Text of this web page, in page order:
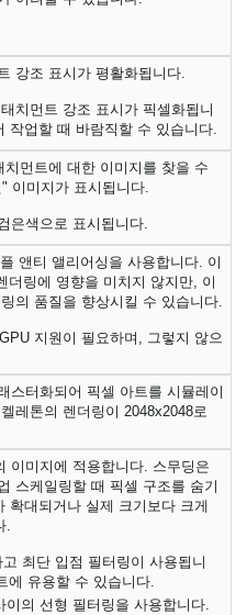
강조 표시가 평활화됩니다.
치먼트 강조 표시가 픽셀화됩니
작업할 때 바람직할 수 있습니다.
먼트에 대한 이미지를 찾을 수
이미지가 표시됩니다.
은색으로 표시됩니다.
앤티 앨리어싱을 사용합니다. 이
더링에 영향을 미치지 않지만, 이
의 품질을 향상시킬 수 있습니다.
지원이 필요하며, 그렇지 않으
스터화되어 픽셀 아트를 시뮬레이
레톤의 렌더링이 2048x2048로
이미지에 적용합니다. 스무딩은
스케일링할 때 픽셀 구조를 숨기
확대되거나 실제 크기보다 크게
.
최단 입점 필터링이 사용됩니
에 유용할 수 있습니다.
이의 선형 필터링을 사용합니다.